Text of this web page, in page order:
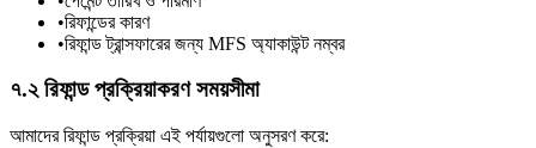
•রিফান্ডের কারণ
•রিফান্ড ট্রান্সফারের জন্য MFS অ্যাকাউন্ট নম্বর
৭.২ রিফান্ড প্রক্রিয়াকরণ সময়সীমা
আমাদের রিফান্ড প্রক্রিয়া এই পর্যায়গুলো অনুসরণ করে: